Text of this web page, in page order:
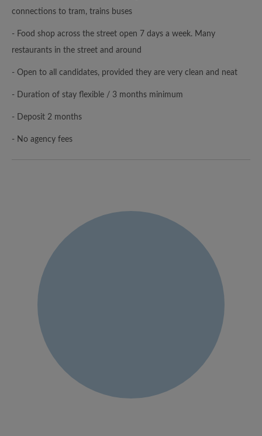
connections to tram, trains buses
- Food shop across the street open 7 days a week. Many
restaurants in the street and around
- Open to all candidates, provided they are very clean and neat
- Duration of stay flexible / 3 months minimum
- Deposit 2 months
- No agency fees